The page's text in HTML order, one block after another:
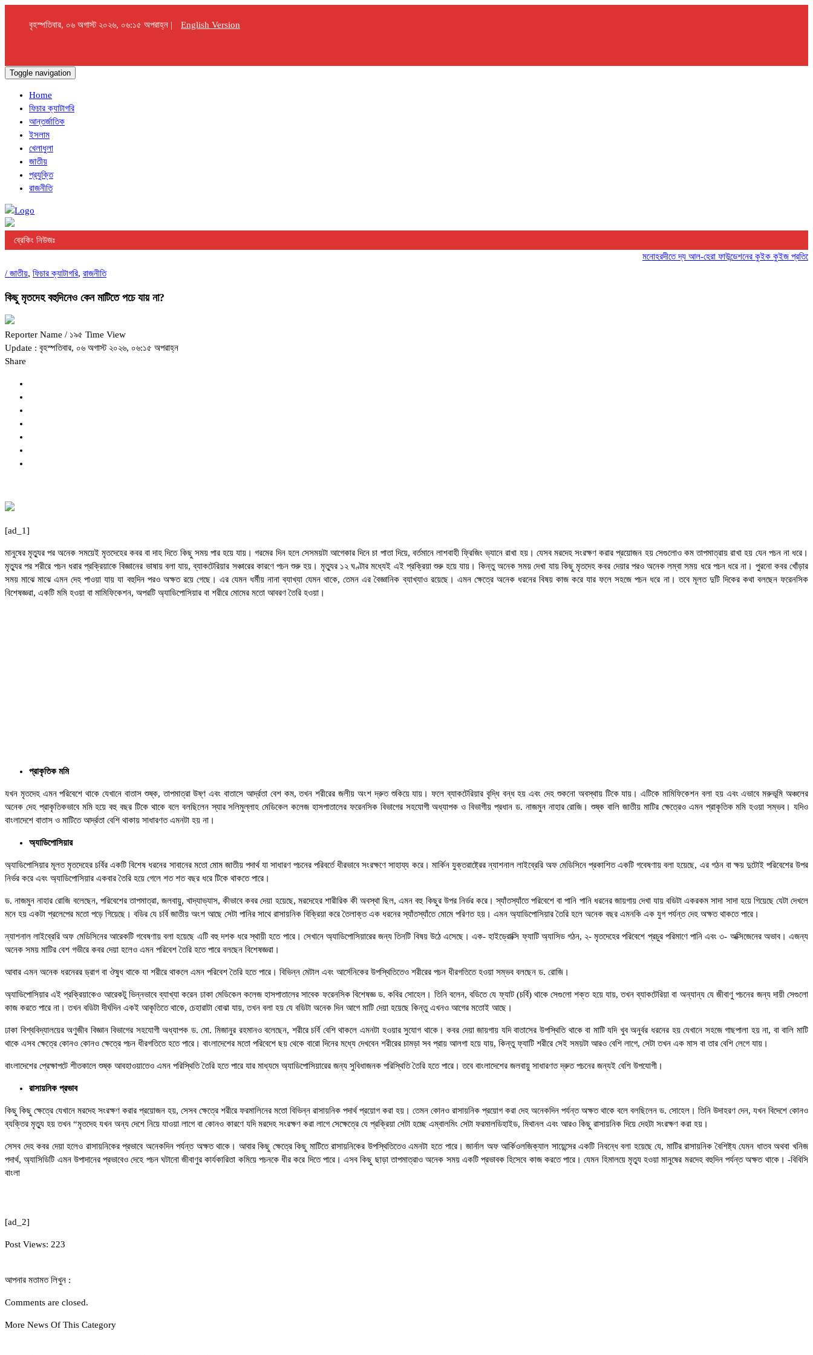
বৃহস্পতিবার, ০৬ অগাস্ট ২০২৬, ০৬:১৫ অপরাহ্ন | English Version
Toggle navigation
Home
ফিচার ক্যাটাগরি
আন্তর্জাতিক
ইসলাম
খেলাধুলা
জাতীয়
প্রযুক্তি
রাজনীতি
ব্রেকিং নিউজঃ
মনোহরদীতে দ্য আল-হেরা ফাউন্ডেশনের কুইক কুইজ প্রতিযোগিতা
/ জাতীয়, ফিচার ক্যাটাগরি, রাজনীতি
কিছু মৃতদেহ বহুদিনেও কেন মাটিতে পচে যায় না?
Reporter Name / ১৯৫ Time View
Update : বৃহস্পতিবার, ০৬ অগাস্ট ২০২৬, ০৬:১৫ অপরাহ্ন
Share
[ad_1]
মানুষের মৃত্যুর পর অনেক সময়েই মৃতদেহের কবর বা দাহ দিতে কিছু সময় পার হয়ে যায়। গরমের দিন হলে সেসময়টা আগেকার দিনে চা পাতা দিয়ে, বর্তমানে লাশবাহী ফ্রিজিং ভ্যানে রাখা হয়। যেসব মরদেহ সংরক্ষণ করার প্রয়োজন হয় সেগুলোও কম তাপমাত্রায় রাখা হয় যেন পচন না ধরে।
মৃত্যুর পর শরীরে পচন ধরার প্রক্রিয়াকে বিজ্ঞানের ভাষায় বলা যায়, ব্যাকটেরিয়ার সঞ্চারের কারণে পচন শুরু হয়। মৃত্যুর ১২ ঘণ্টার মধ্যেই এই প্রক্রিয়া শুরু হয়ে যায়। কিন্তু অনেক সময় দেখা যায় কিছু মৃতদেহ কবর দেয়ার পরও অনেক লম্বা সময় ধরে পচন ধরে না। পুরনো কবর খোঁড়ার
সময় মাঝে মাঝে এমন দেহ পাওয়া যায় যা বহুদিন পরও অক্ষত রয়ে গেছে। এর যেমন ধর্মীয় নানা ব্যাখ্যা যেমন থাকে, তেমন এর বৈজ্ঞানিক ব্যাখ্যাও রয়েছে। এমন ক্ষেত্রে অনেক ধরনের বিষয় কাজ করে যার ফলে সহজে পচন ধরে না। তবে মূলত দুটি দিকের কথা বলছেন ফরেনসিক
বিশেষজ্ঞরা, একটি মমি হওয়া বা মামিফিকেশন, অপরটি অ্যাডিপোসিয়ার বা শরীরে মোমের মতো আবরণ তৈরি হওয়া।
প্রাকৃতিক মমি
যখন মৃতদেহ এমন পরিবেশে থাকে যেখানে বাতাস শুষ্ক, তাপমাত্রা উষ্ণ এবং বাতাসে আর্দ্রতা বেশ কম, তখন শরীরের জলীয় অংশ দ্রুত শুকিয়ে যায়। ফলে ব্যাকটেরিয়ার বৃদ্ধি বন্ধ হয় এবং দেহ শুকনো অবস্থায় টিকে যায়। এটিকে মামিফিকেশন বলা হয় এবং এভাবে মরুভূমি অঞ্চলের
অনেক দেহ প্রাকৃতিকভাবে মমি হয়ে বহু বছর টিকে থাকে বলে বলছিলেন স্যার সলিমুল্লাহ মেডিকেল কলেজ হাসপাতালের ফরেনসিক বিভাগের সহযোগী অধ্যাপক ও বিভাগীয় প্রধান ড. নাজমুন নাহার রোজি। শুষ্ক বালি জাতীয় মাটির ক্ষেত্রেও এমন প্রাকৃতিক মমি হওয়া সম্ভব। যদিও
বাংলাদেশে বাতাস ও মাটিতে আর্দ্রতা বেশি থাকায় সাধারণত এমনটা হয় না।
অ্যাডিপোসিয়ার
অ্যাডিপোসিয়ার মূলত মৃতদেহের চর্বির একটি বিশেষ ধরনের সাবানের মতো মোম জাতীয় পদার্থ যা সাধারণ পচনের পরিবর্তে ধীরভাবে সংরক্ষণে সাহায্য করে। মার্কিন যুক্তরাষ্ট্রের ন্যাশনাল লাইব্রেরি অফ মেডিসিনে প্রকাশিত একটি গবেষণায় বলা হয়েছে, এর গঠন বা ক্ষয় দুটোই পরিবেশের উপর
নির্ভর করে এবং অ্যাডিপোসিয়ার একবার তৈরি হয়ে গেলে শত শত বছর ধরে টিকে থাকতে পারে।
ড. নাজমুন নাহার রোজি বলেছেন, পরিবেশের তাপমাত্রা, জলবায়ু, খাদ্যাভ্যাস, কীভাবে কবর দেয়া হয়েছে, মরদেহের শারীরিক কী অবস্থা ছিল, এমন বহু কিছুর উপর নির্ভর করে। স্যাঁতস্যাঁতে পরিবেশে বা পানি পানি ধরনের জায়গায় দেখা যায় বডিটা একরকম সাদা সাদা হয়ে গিয়েছে যেটা দেখলে
মনে হয় একটা প্রলেপের মতো পড়ে গিয়েছে। বডির যে চর্বি জাতীয় অংশ আছে সেটা পানির সাথে রাসায়নিক বিক্রিয়া করে তৈলাক্ত এক ধরনের স্যাঁতস্যাঁতে মোমে পরিণত হয়। এমন অ্যাডিপোসিয়ার তৈরি হলে অনেক বছর এমনকি এক যুগ পর্যন্ত দেহ অক্ষত থাকতে পারে।
ন্যাশনাল লাইব্রেরি অফ মেডিসিনের আরেকটি গবেষণায় বলা হয়েছে এটি বহু দশক ধরে স্থায়ী হতে পারে। সেখানে অ্যাডিপোসিয়ারের জন্য তিনটি বিষয় উঠে এসেছে। এক- হাইড্রোক্সি ফ্যাটি অ্যাসিড গঠন, ২- মৃতদেহের পরিবেশে প্রচুর পরিমাণে পানি এবং ৩- অক্সিজেনের অভাব। এজন্য
অনেক সময় মাটির বেশ গভীরে কবর দেয়া হলেও এমন পরিবেশ তৈরি হতে পারে বলছেন বিশেষজ্ঞরা।
আবার এমন অনেক ধরনেরর ড্রাগ বা ঔষুধ থাকে যা শরীরে থাকলে এমন পরিবেশ তৈরি হতে পারে। বিভিন্ন মেটাল এবং আর্সেনিকের উপস্থিতিতেও শরীরের পচন ধীরগতিতে হওয়া সম্ভব বলছেন ড. রোজি।
অ্যাডিপোসিয়ার এই প্রক্রিয়াকেও আরেকটু ভিন্নভাবে ব্যাখ্যা করেন ঢাকা মেডিকেল কলেজ হাসপাতালের সাবেক ফরেনসিক বিশেষজ্ঞ ড. কবির সোহেল। তিনি বলেন, বডিতে যে ফ্যাট (চর্বি) থাকে সেগুলো শক্ত হয়ে যায়, তখন ব্যাকটেরিয়া বা অন্যান্য যে জীবাণু পচনের জন্য দায়ী সেগুলো
কাজ করতে পারে না। তখন বডিটা দীর্ঘদিন একই আকৃতিতে থাকে, চেহারাটা বোঝা যায়, তখন বলা হয় যে বডিটা অনেক দিন আগে মাটি দেয়া হয়েছে কিন্তু এখনও আগের মতোই আছে।
ঢাকা বিশ্ববিদ্যালয়ের অণুজীব বিজ্ঞান বিভাগের সহযোগী অধ্যাপক ড. মো. মিজানুর রহমানও বলেছেন, শরীরে চর্বি বেশি থাকলে এমনটা হওয়ার সুযোগ থাকে। কবর দেয়া জায়গায় যদি বাতাসের উপস্থিতি থাকে বা মাটি যদি খুব অনুর্বর ধরনের হয় যেখানে সহজে গাছপালা হয় না, বা বালি মাটি
থাকে এসব ক্ষেত্রে কোনও কোনও ক্ষেত্রে পচন ধীরগতিতে হতে পারে। বাংলাদেশের মতো পরিবেশে ছয় থেকে বারো দিনের মধ্যে দেখবেন শরীরের চামড়া সব প্রায় আলগা হয়ে যায়, কিন্তু ফ্যাটি শরীরে সেই সময়টা আরও বেশি লাগে, সেটা তখন এক মাস বা তার বেশি লেগে যায়।
বাংলাদেশের প্রেক্ষাপটে শীতকালে শুষ্ক আবহাওয়াতেও এমন পরিস্থিতি তৈরি হতে পারে যার মাধ্যমে অ্যাডিপোসিয়ারের জন্য সুবিধাজনক পরিস্থিতি তৈরি হতে পারে। তবে বাংলাদেশের জলবায়ু সাধারণত দ্রুত পচনের জন্যই বেশি উপযোগী।
রাসায়নিক প্রভাব
কিছু কিছু ক্ষেত্রে যেখানে মরদেহ সংরক্ষণ করার প্রয়োজন হয়, সেসব ক্ষেত্রে শরীরে ফরমালিনের মতো বিভিন্ন রাসায়নিক পদার্থ প্রয়োগ করা হয়। তেমন কোনও রাসায়নিক প্রয়োগ করা দেহ অনেকদিন পর্যন্ত অক্ষত থাকে বলে বলছিলেন ড. সোহেল। তিনি উদাহরণ দেন, যখন বিদেশে কোনও
ব্যক্তির মৃত্যু হয় তখন “মৃতদেহ যখন অন্য দেশে নিয়ে যাওয়া লাগে বা কোনও কারণে যদি মরদেহ সংরক্ষণ করা লাগে সেক্ষেত্রে যে প্রক্রিয়া সেটা হচ্ছে এম্বালমিং সেটা ফরমালডিহাইড, মিথানল এবং আরও কিছু রাসায়নিক দিয়ে দেহটা সংরক্ষণ করা হয়।
সেসব দেহ কবর দেয়া হলেও রাসায়নিকের প্রভাবে অনেকদিন পর্যন্ত অক্ষত থাকে। আবার কিছু ক্ষেত্রে কিছু মাটিতে রাসায়নিকের উপস্থিতিতেও এমনটা হতে পারে। জার্নাল অফ আর্কিওলজিক্যাল সায়েন্সের একটি নিবন্ধে বলা হয়েছে যে, মাটির রাসায়নিক বৈশিষ্ট্য যেমন ধাতব অথবা খনিজ
পদার্থ, অ্যাসিডিটি এমন উপাদানের প্রভাবেও দেহে পচন ঘটানো জীবাণুর কার্যকারিতা কমিয়ে পচনকে ধীর করে দিতে পারে। এসব কিছু ছাড়া তাপমাত্রাও অনেক সময় একটি প্রভাবক হিসেবে কাজ করতে পারে। যেমন হিমালয়ে মৃত্যু হওয়া মানুষের মরদেহ বহুদিন পর্যন্ত অক্ষত থাকে। -বিবিসি
বাংলা
[ad_2]
Post Views: 223
আপনার মতামত লিখুন :
Comments are closed.
More News Of This Category